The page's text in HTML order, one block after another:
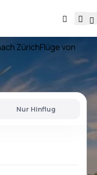
ZürichFlüge von
Nur Hinflug